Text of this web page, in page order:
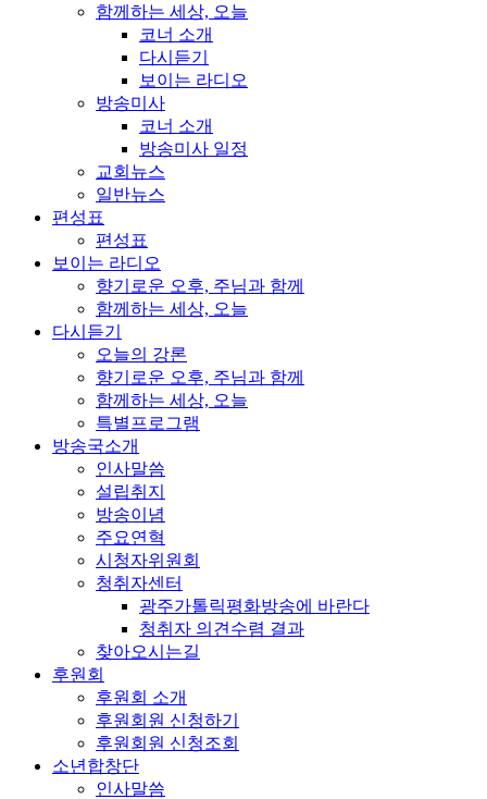
함께하는 세상, 오늘
코너 소개
다시듣기
보이는 라디오
방송미사
코너 소개
방송미사 일정
교회뉴스
일반뉴스
편성표
편성표
보이는 라디오
향기로운 오후, 주님과 함께
함께하는 세상, 오늘
다시듣기
오늘의 강론
향기로운 오후, 주님과 함께
함께하는 세상, 오늘
특별프로그램
방송국소개
인사말씀
설립취지
방송이념
주요연혁
시청자위원회
청취자센터
광주가톨릭평화방송에 바란다
청취자 의견수렴 결과
찾아오시는길
후원회
후원회 소개
후원회원 신청하기
후원회원 신청조회
소년합창단
인사말씀